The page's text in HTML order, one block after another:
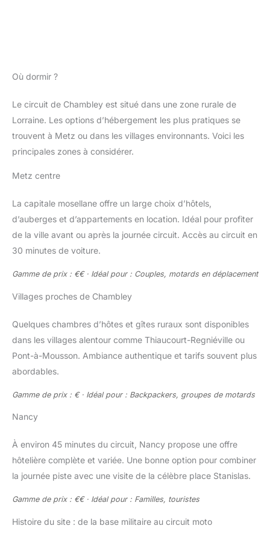
Où dormir ?
Le circuit de Chambley est situé dans une zone rurale de
Lorraine. Les options d’hébergement les plus pratiques se
trouvent à Metz ou dans les villages environnants. Voici les
principales zones à considérer.
Metz centre
La capitale mosellane offre un large choix d’hôtels,
d’auberges et d’appartements en location. Idéal pour profiter
de la ville avant ou après la journée circuit. Accès au circuit en
30 minutes de voiture.
Gamme de prix : €€ · Idéal pour : Couples, motards en déplacement
Villages proches de Chambley
Quelques chambres d’hôtes et gîtes ruraux sont disponibles
dans les villages alentour comme Thiaucourt-Regniéville ou
Pont-à-Mousson. Ambiance authentique et tarifs souvent plus
abordables.
Gamme de prix : € · Idéal pour : Backpackers, groupes de motards
Nancy
À environ 45 minutes du circuit, Nancy propose une offre
hôtelière complète et variée. Une bonne option pour combiner
la journée piste avec une visite de la célèbre place Stanislas.
Gamme de prix : €€ · Idéal pour : Familles, touristes
Histoire du site : de la base militaire au circuit moto